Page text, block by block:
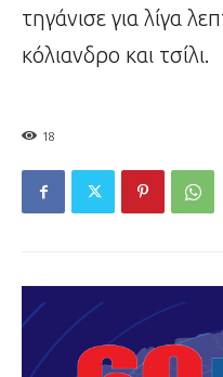
τηγάνισε για λίγα
κόλιανδρο και τσίλι.
18